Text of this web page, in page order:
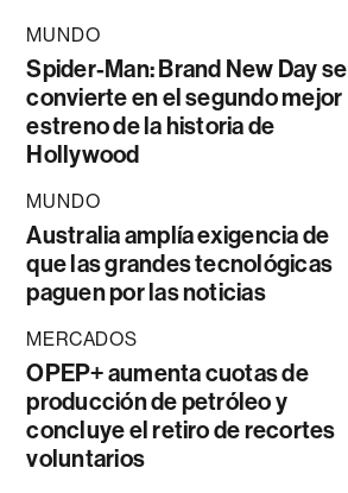
MUNDO
Spider-Man: Brand New Day se
convierte en el segundo mejor
estreno de la historia de
Hollywood
MUNDO
Australia amplía exigencia de
que las grandes tecnológicas
paguen por las noticias
MERCADOS
OPEP+ aumenta cuotas de
producción de petróleo y
concluye el retiro de recortes
voluntarios